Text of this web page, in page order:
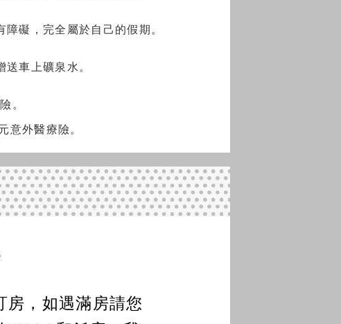
障礙，完全屬於自己的假期。
車上礦泉水。
。
意外醫療險。
房，如遇滿房請您